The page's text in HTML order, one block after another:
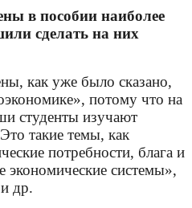
в пособии наиболее
сделать на них
как уже было сказано,
потому что на
студенты изучают
такие темы, как
потребности, блага и
системы»,
др.